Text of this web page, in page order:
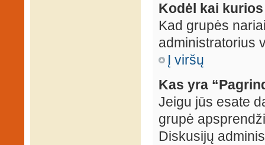
Kodėl kai
Kad grupės
administratorius
Į viršų
Kas yra
Jeigu jūs esate
grupė
Diskusijų